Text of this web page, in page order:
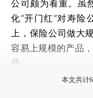
公司颇为看重。虽
化“开门红”对寿险
上，保险公司做大
容易上规模的产品
品。
本文共计